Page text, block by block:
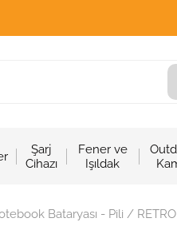
Şarj
Cihazı
Fener ve
Işıldak
Bataryası - Pili /